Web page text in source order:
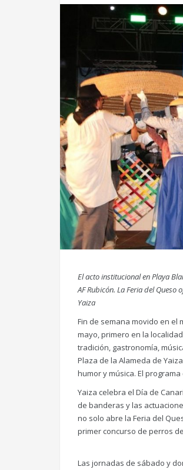
El acto institucional en Playa
AF Rubicón. La Feria del
Yaiza
Fin de semana movido en el
mayo, primero en la
tradición, gastronomía,
Plaza de la Alameda de
humor y música. El
Yaiza celebra el Día de
de banderas y las
no solo abre la Feria del
primer concurso de perros
Las jornadas de sábado y